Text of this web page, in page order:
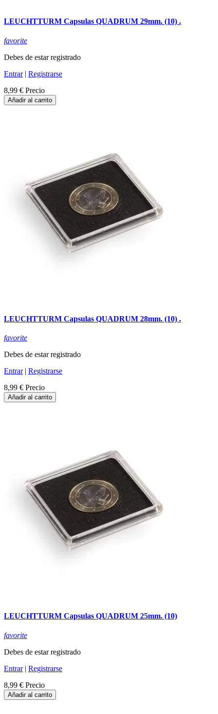
LEUCHTTURM Capsulas QUADRUM 29mm. (10) .
favorite
Debes de estar registrado
Entrar| Registrarse
8,99 € Precio
Añadir al carrito
LEUCHTTURM Capsulas QUADRUM 28mm. (10) .
favorite
Debes de estar registrado
Entrar| Registrarse
8,99 € Precio
Añadir al carrito
LEUCHTTURM Capsulas QUADRUM 25mm. (10)
favorite
Debes de estar registrado
Entrar| Registrarse
8,99 € Precio
Añadir al carrito